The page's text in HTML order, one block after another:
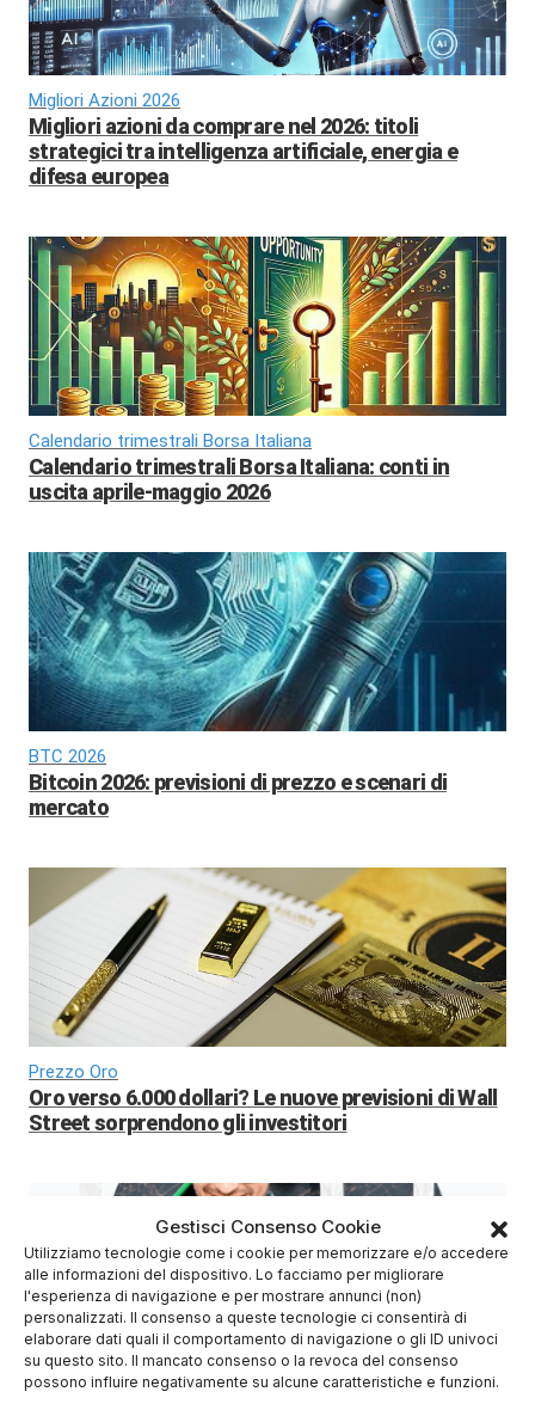
Gestisci Consenso Cookie
Utilizziamo tecnologie come i cookie per memorizzare e/o accedere
alle informazioni del dispositivo. Lo facciamo per migliorare
l'esperienza di navigazione e per mostrare annunci (non)
personalizzati. Il consenso a queste tecnologie ci consentirà di
elaborare dati quali il comportamento di navigazione o gli ID univoci
su questo sito. Il mancato consenso o la revoca del consenso
possono influire negativamente su alcune caratteristiche e funzioni.
Migliori Azioni 2026
Migliori azioni da comprare nel 2026: titoli
strategici tra intelligenza artificiale, energia e
difesa europea
Calendario trimestrali Borsa Italiana
Calendario trimestrali Borsa Italiana: conti in
uscita aprile-maggio 2026
BTC 2026
Bitcoin 2026: previsioni di prezzo e scenari di
mercato
Prezzo Oro
Oro verso 6.000 dollari? Le nuove previsioni di Wall
Street sorprendono gli investitori
Azioni Bance Europee